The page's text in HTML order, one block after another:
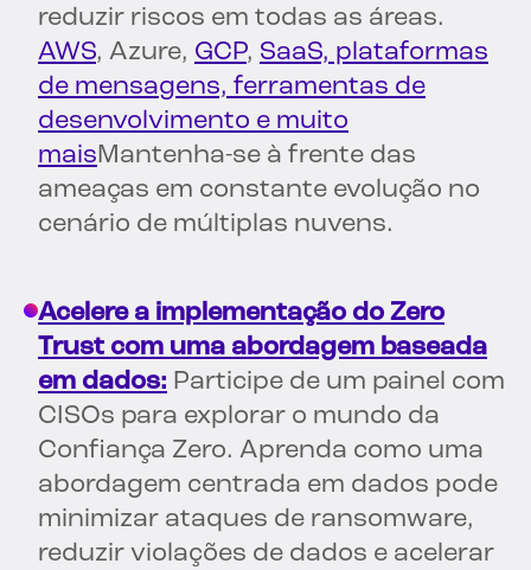
reduzir riscos em todas as áreas.
AWS, Azure, GCP, SaaS, plataformas
de mensagens, ferramentas de
desenvolvimento e muito
maisMantenha-se à frente das
ameaças em constante evolução no
cenário de múltiplas nuvens.
Acelere a implementação do Zero
Trust com uma abordagem baseada
em dados: Participe de um painel com
CISOs para explorar o mundo da
Confiança Zero. Aprenda como uma
abordagem centrada em dados pode
minimizar ataques de ransomware,
reduzir violações de dados e acelerar